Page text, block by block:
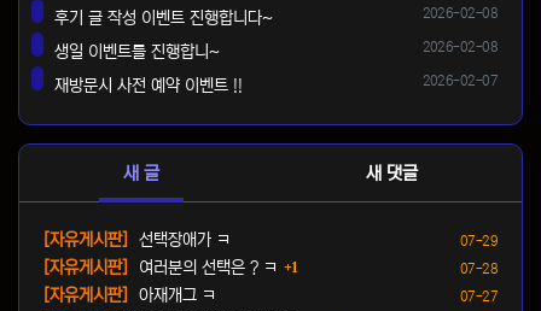
등록일
2026-02-08
후기 글 작성 이벤트 진행합니다~
등록일
2026-02-08
생일 이벤트를 진행합니~
등록일
2026-02-07
재방문시 사전 예약 이벤트 !!
새 글 새 댓글
등록일
07-29
[자유게시판]
선택장애가 ㅋ
등록일
07-28
[자유게시판] 여러분의 선택은 ? ㅋ 1
등록일
07-27
[자유게시판]
아재개그 ㅋ